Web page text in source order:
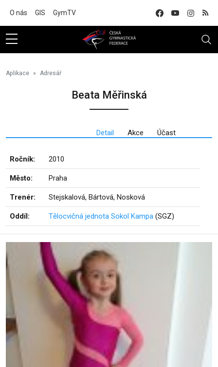
O nás GIS GymTV
Aplikace Adresář
Beata Měřinská
Detail Akce Účast
Ročník: 2010
Město: Praha
Trenér: Stejskalová, Bártová, Nosková
Oddíl: Tělocvičná jednota Sokol Kampa (SGZ)